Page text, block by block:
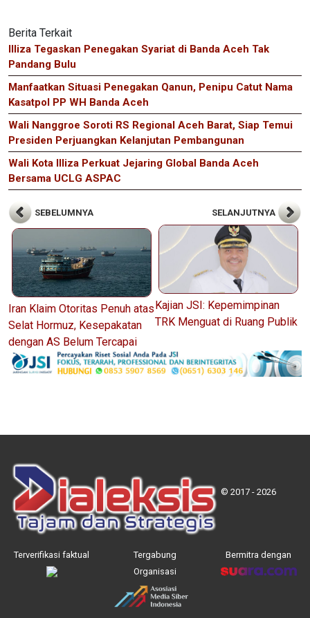
Berita Terkait
Illiza Tegaskan Penegakan Syariat di Banda Aceh Tak
Pandang Bulu
Manfaatkan Situasi Penegakan Qanun, Penipu Catut Nama
Kasatpol PP WH Banda Aceh
Wali Nanggroe Soroti RS Regional Aceh Barat, Siap Temui
Presiden Perjuangkan Kelanjutan Pembangunan
Wali Kota Illiza Perkuat Jejaring Global Banda Aceh
Bersama UCLG ASPAC
SEBELUMNYA
Iran Klaim Otoritas Penuh atas
Selat Hormuz, Kesepakatan
dengan AS Belum Tercapai
SELANJUTNYA
Kajian JSI: Kepemimpinan
TRK Menguat di Ruang Publik
© 2017 - 2026
Terverifikasi faktual
Tergabung
Organisasi
Bermitra dengan